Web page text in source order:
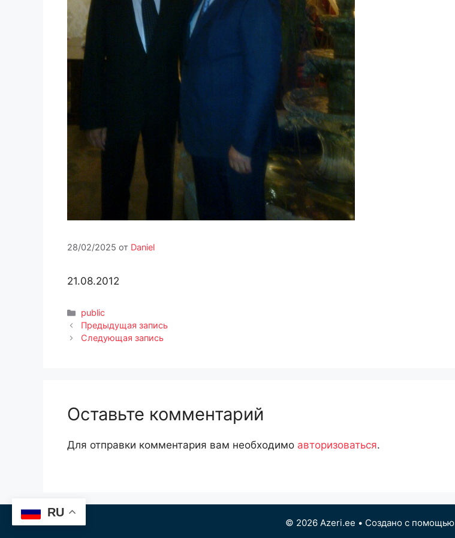
28/02/2025 от Daniel
21.08.2012
Рубрики
public
Предыдущая запись
Следующая запись
Оставьте комментарий
Для отправки комментария вам необходимо авторизоваться.
© 2026 Azeri.ee • Создано с помощью
RU